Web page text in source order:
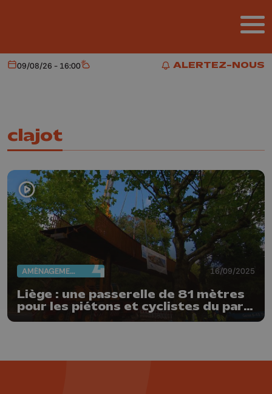
ALERTEZ-NOUS
ALERTEZ-NOUS
Aujourd'hui
09/08/26 - 16:00 Météo
clajot
AMÉNAGEMENT DU TERRITOIRE 16/09/2025
Liège : une passerelle de 81 mètres
pour les piétons et cyclistes du parc
Clajot